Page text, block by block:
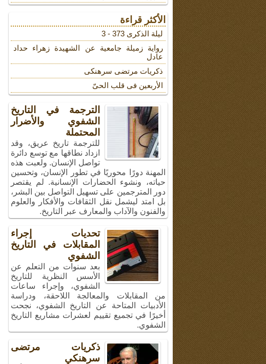
الأكثر قراءة
لیلة الذکرى 373 - 3
روایة زمیلة جامعیة عن الشهیدة زهراء حداد
عادل
ذکریات مرتضى سرهنکی
الأربعین فی قلب الحیّ
الترجمة في التاريخ
الشفوي والأضرار
المحتملة
للترجمة تاريخ عريق، وقد
ازداد نطاقها مع توسع دائرة
تواصل الإنسان. ولعبت هذه
المهنة دورًا محوريًا في تطور الإنسان، وتحسين
حياته، ونشوء الحضارات الإنسانية. لم يقتصر
دور المترجمين على تسهيل التواصل بين البشر،
بل امتد ليشمل نقل الثقافات والأفكار والعلوم
والفنون والآداب والمعارف عبر التاريخ.
تحديات إجراء
المقابلات في التاريخ
الشفوي
بعد سنوات من التعلم عن
الأسس النظرية للتاريخ
الشفوي، وإجراء ساعات
من المقابلات والمعالجة اللاحقة، ودراسة
الأدبيات المتاحة عن التاريخ الشفوي، نجحت
أخيرًا في تجميع تقييم لعشرات مشاريع التاريخ
الشفوي.
ذكريات مرتضى
سرهنكي